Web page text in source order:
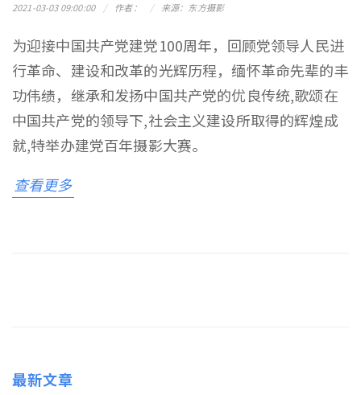
2021-03-03 09:00:00 作者： 来源：东方摄影
为迎接中国共产党建党100周年，回顾党领导人民进
行革命、建设和改革的光辉历程，缅怀革命先辈的丰
功伟绩，继承和发扬中国共产党的优良传统,歌颂在
中国共产党的领导下,社会主义建设所取得的辉煌成
就,特举办建党百年摄影大赛。
查看更多
最新文章